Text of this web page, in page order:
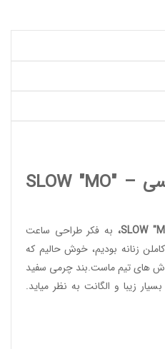
ساعت مچی سوئیسی SLOW "MO" –
، به فکر طراحی ساعت
زنانه بودیم، خوش حالیم که
های تیم ماست.بند چرمی سفید
زیبا و الگانت به نظر میاید.